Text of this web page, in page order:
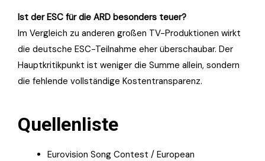
Ist der ESC für die ARD besonders teuer?
Im Vergleich zu anderen großen TV-Produktionen wirkt
die deutsche ESC-Teilnahme eher überschaubar. Der
Hauptkritikpunkt ist weniger die Summe allein, sondern
die fehlende vollständige Kostentransparenz.
Quellenliste
Eurovision Song Contest / European